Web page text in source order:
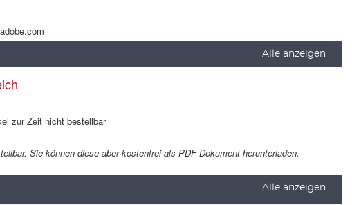
Alle anzeigen
zur Zeit nicht bestellbar
Sie können diese aber kostenfrei als PDF-Dokument herunterladen.
Alle anzeigen